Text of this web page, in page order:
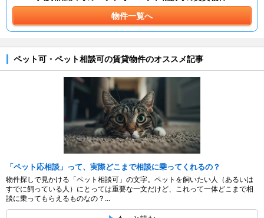
物件一覧へ
ペット可・ペット相談可の賃貸物件のオススメ記事
「ペット応相談」って、実際どこまで相談に乗ってくれるの？
物件探しで見かける「ペット相談可」の文字。ペットを飼いたい人（あるいは
すでに飼っている人）にとっては重要な一文だけど、これって一体どこまで相
談に乗ってもらえるものなの？...